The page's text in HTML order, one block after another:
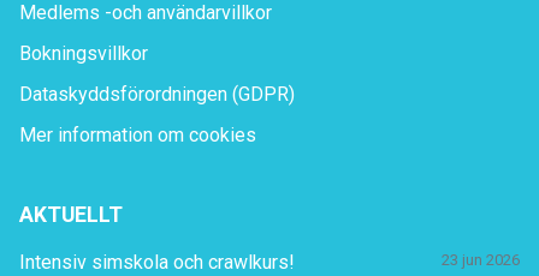
Medlems -och användarvillkor
Bokningsvillkor
Dataskyddsförordningen (GDPR)
Mer information om cookies
AKTUELLT
Intensiv simskola och crawlkurs! 23 jun 2026